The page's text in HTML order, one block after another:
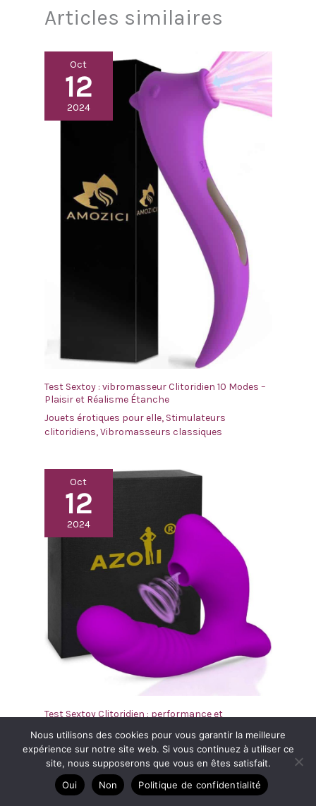
Articles similaires
Oct
12
2024
Test Sextoy : vibromasseur Clitoridien 10 Modes –
Plaisir et Réalisme Étanche
Jouets érotiques pour elle, Stimulateurs
clitoridiens,Vibromasseurs classiques
Oct
12
2024
Test Sextoy Clitoridien : performance et
Jouets érotiques pour elle ,Stimulateurs
clitoridiens
Nous utilisons des cookies pour vous garantir la meilleure
expérience sur notre site web. Si vous continuez à utiliser ce
site, nous supposerons que vous en êtes satisfait.
Oui
Non Politique de confidentialité